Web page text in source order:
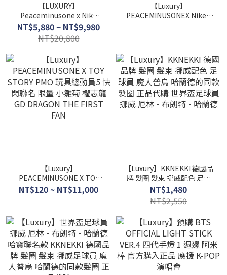
【LUXURY】
Peaceminusone x Nike
Kwondo 1 G-DRAGON 權志
龍GD 小雛菊白雕花
NT$5,880 ~ NT$9,980
NT$20,800
【Luxury】
PEACEMINUSONEX Nike x
GD DRAGON
【Luxury】
PEACEMINUSONE X TOY
STORY PMO 玩具總動員5 快
閃聯名 限量 小雛菊 權志龍
FAN
NT$120 ~ NT$11,000
【Luxury】KKNEKKI 德國品
牌 髮圈 髮束 挪威配色 足球
員 魔人普烏 哈蘭德的同款髮
圈 正品代購 世界盃足球員 挪
威 厄林·布朗特·哈蘭德
NT$1,480
NT$2,550